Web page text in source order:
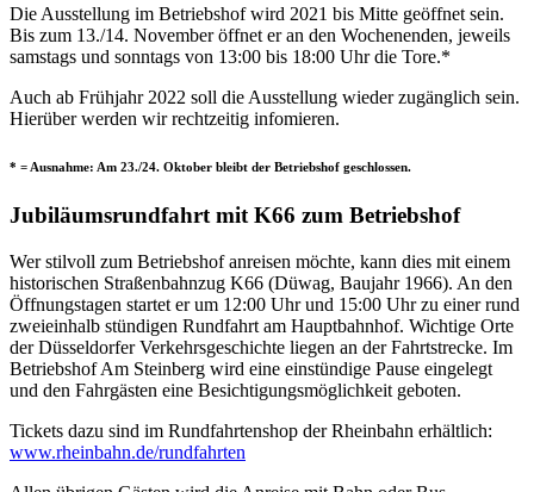
Die Ausstellung im Betriebshof wird 2021 bis Mitte geöffnet sein.
Bis zum 13./14. November öffnet er an den Wochenenden, jeweils
samstags und sonntags von 13:00 bis 18:00 Uhr die Tore.*
Auch ab Frühjahr 2022 soll die Ausstellung wieder zugänglich sein.
Hierüber werden wir rechtzeitig infomieren.
* = Ausnahme: Am 23./24. Oktober bleibt der Betriebshof geschlossen.
Jubiläumsrundfahrt mit K66 zum Betriebshof
Wer stilvoll zum Betriebshof anreisen möchte, kann dies mit einem
historischen Straßenbahnzug K66 (Düwag, Baujahr 1966). An den
Öffnungstagen startet er um 12:00 Uhr und 15:00 Uhr zu einer rund
zweieinhalb stündigen Rundfahrt am Hauptbahnhof. Wichtige Orte
der Düsseldorfer Verkehrsgeschichte liegen an der Fahrtstrecke. Im
Betriebshof Am Steinberg wird eine einstündige Pause eingelegt
und den Fahrgästen eine Besichtigungsmöglichkeit geboten.
Tickets dazu sind im Rundfahrtenshop der Rheinbahn erhältlich:
www.rheinbahn.de/rundfahrten